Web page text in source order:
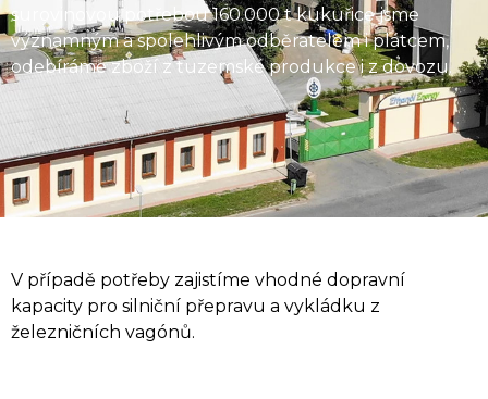
surovinovou potřebou 160.000 t kukuřice jsme
významným a spolehlivým odběratelem i plátcem,
odebíráme zboží z tuzemské produkce i z dovozu.
V případě potřeby zajistíme vhodné dopravní
kapacity pro silniční přepravu a vykládku z
železničních vagónů.